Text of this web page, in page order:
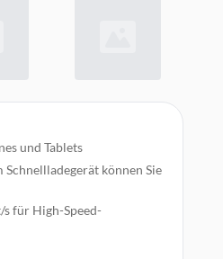
und Tablets
können Sie
für High-Speed-
Geräte mit USB-C-